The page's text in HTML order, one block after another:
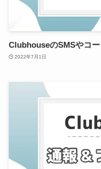
ClubhouseのSMSやコ
2022年7月1日